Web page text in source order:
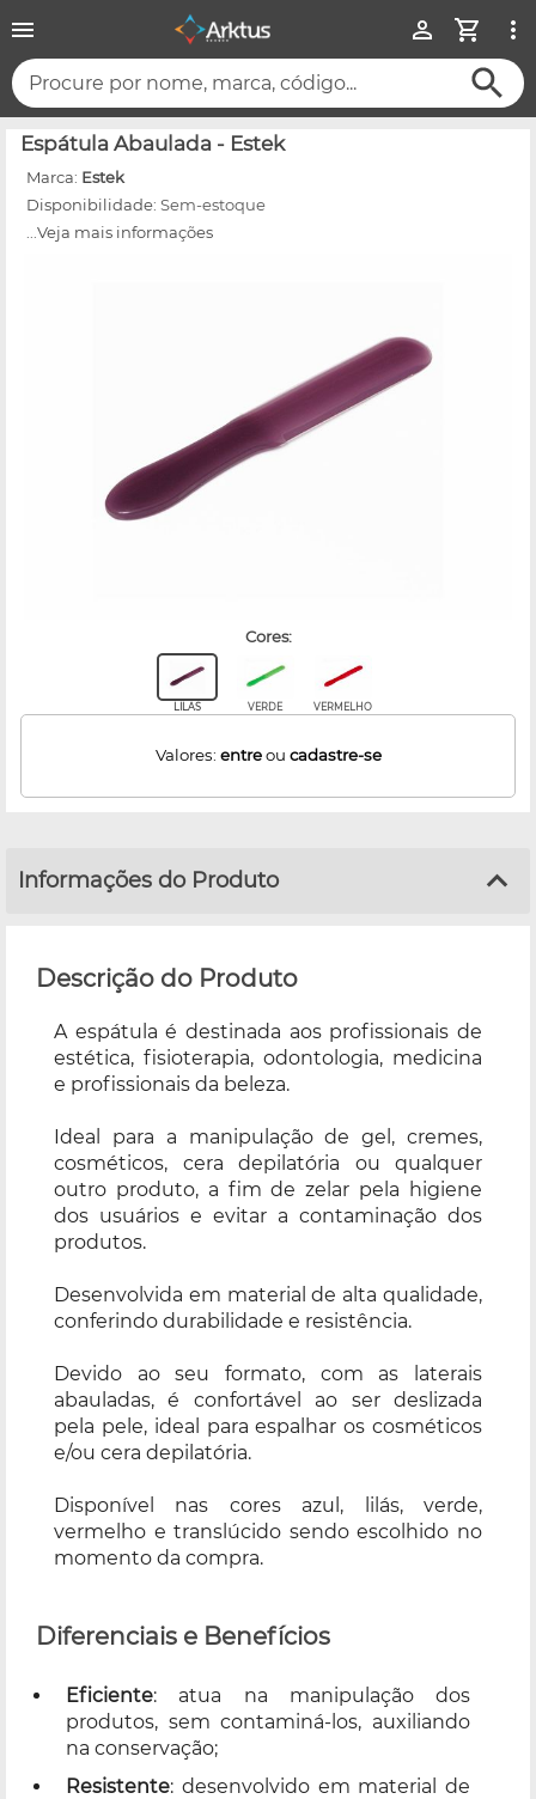
Procure por nome, marca, código...
Espátula Abaulada - Estek
Marca: Estek
Disponibilidade: Sem-estoque
...Veja mais informações
cores:
LILAS VERDE VERMELHO
Valores: entreou cadastre-se
Informações do Produto
Descrição do Produto
A espátula é destinada aos profissionais de
estética, fisioterapia, odontologia, medicina
e profissionais da beleza.
Ideal para a manipulação de gel, cremes,
cosméticos, cera depilatória ou qualquer
outro produto, a fim de zelar pela higiene
dos usuários e evitar a contaminação dos
produtos.
Desenvolvida em material de alta qualidade,
conferindo durabilidade e resistência.
Devido ao seu formato, com as laterais
abauladas, é confortável ao ser deslizada
pela pele, ideal para espalhar os cosméticos
e/ou cera depilatória.
Disponível nas cores azul, lilás, verde,
vermelho e translúcido sendo escolhido no
momento da compra.
Diferenciais e Benefícios
Eficiente: atua na manipulação dos
produtos, sem contaminá-los, auxiliando
na conservação;
Resistente: desenvolvido em material de